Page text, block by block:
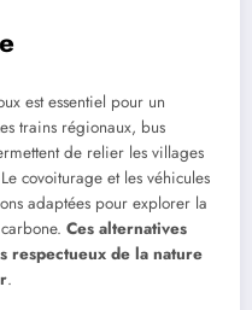
est essentiel pour un
trains régionaux, bus
de relier les villages
covoiturage et les véhicules
adaptées pour explorer la
Ces alternatives
respectueux de la nature
.